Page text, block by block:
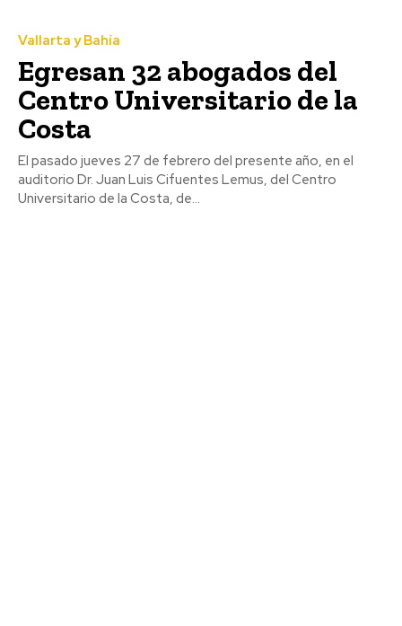
Vallarta y Bahía
Egresan 32 abogados del
Centro Universitario de la
Costa
El pasado jueves 27 de febrero del presente año, en el
auditorio Dr. Juan Luis Cifuentes Lemus, del Centro
Universitario de la Costa, de...